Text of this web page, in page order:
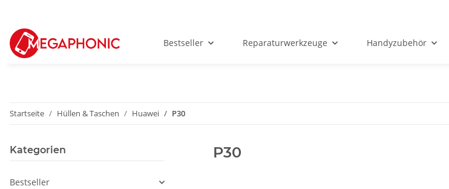
Bestseller Reparaturwerkzeuge Handyzubehör
Startseite Hüllen & Taschen Huawei P30
P30
Kategorien
Bestseller